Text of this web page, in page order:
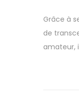
Grâce à
de
amateur,